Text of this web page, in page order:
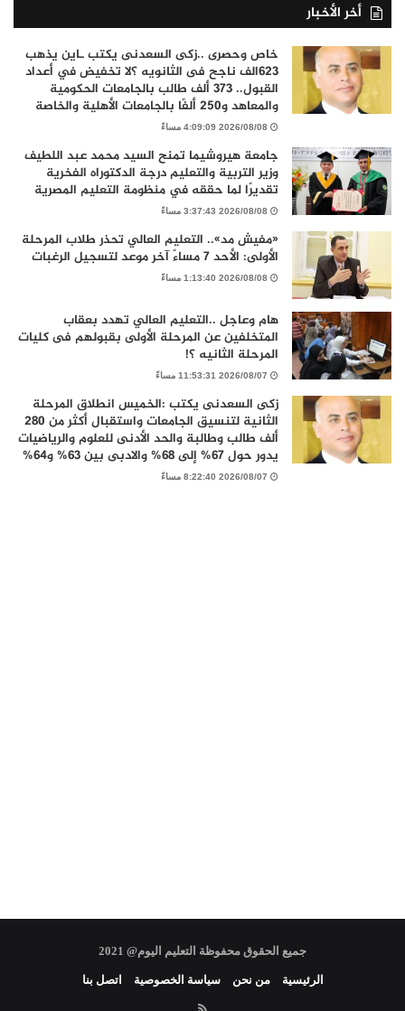
أخر الأخبار
خاص وحصرى ..زكى السعدنى يكتب ـاين يذهب
٦٢٣الف ناجح فى الثانويه ؟لا تخفيض في أعداد
القبول.. 373 ألف طالب بالجامعات الحكومية
والمعاهد و250 ألفًا بالجامعات الأهلية والخاصة
2026/08/08 4:09:09 مساءً
جامعة هيروشيما تمنح السيد محمد عبد اللطيف
وزير التربية والتعليم درجة الدكتوراه الفخرية
تقديرًا لما حققه في منظومة التعليم المصرية
2026/08/08 3:37:43 مساءً
«مفيش مد».. التعليم العالي تحذر طلاب المرحلة
الأولى: الأحد 7 مساءً آخر موعد لتسجيل الرغبات
2026/08/08 1:13:40 مساءً
هام وعاجل ..التعليم العالي تهدد بعقاب
المتخلفين عن المرحلة الأولى بقبولهم فى كليات
المرحلة الثانيه ؟!
2026/08/07 11:53:31 مساءً
زكى السعدنى يكتب :الخميس انطلاق المرحلة
الثانية لتنسيق الجامعات واستقبال أكثر من 280
ألف طالب وطالبة والحد الأدنى للعلوم والرياضيات
يدور حول 67% إلى 68% والادبى بين 63% و64%
2026/08/07 8:22:40 مساءً
جميع الحقوق محفوظة التعليم اليوم@ 2021
الرئيسية من نحن سياسة الخصوصية اتصل بنا
RSS